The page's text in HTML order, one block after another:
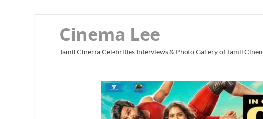
Cinema Lee
Tamil Cinema Celebrities Interviews & Photo Gallery of Tamil